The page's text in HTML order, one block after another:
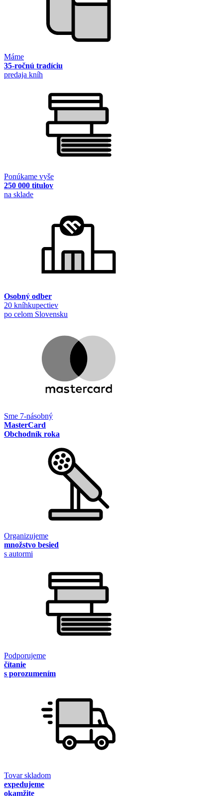
Máme
35-ročnú tradíciu
predaja kníh
Ponúkame vyše
250 000 titulov
na sklade
Osobný odber
20 kníhkupectiev
po celom Slovensku
Sme 7-násobný
MasterCard
Obchodník roka
Organizujeme
množstvo besied
s autormi
Podporujeme
čítanie
s porozumením
Tovar skladom
expedujeme
okamžite